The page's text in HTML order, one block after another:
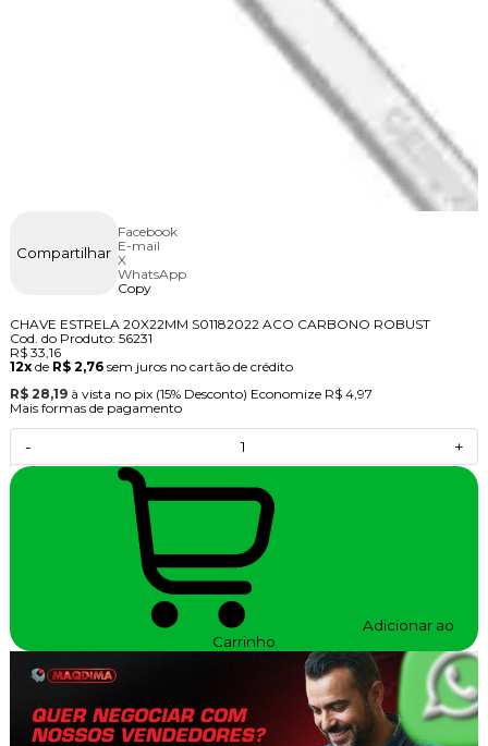
Compartilhar
Facebook
E-mail
X
WhatsApp
Copy
CHAVE ESTRELA 20X22MM S01182022 ACO CARBONO ROBUST
Cod. do Produto: 56231
R$ 33,16
12xde R$ 2,76 sem juros no cartão de crédito
R$ 28,19 à vista no pix (15% Desconto) Economize R$ 4,97
Mais formas de pagamento
- +
Adicionar ao
Carrinho